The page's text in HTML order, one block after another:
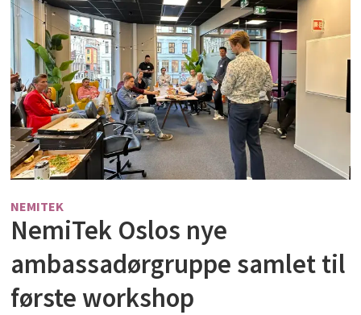
NEMITEK
NemiTek Oslos nye
ambassadørgruppe samlet til
første workshop